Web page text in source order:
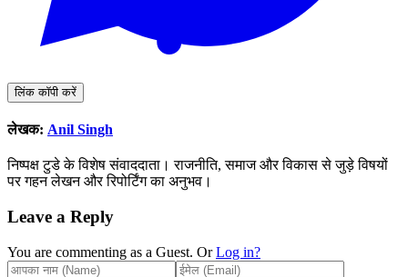
लिंक कॉपी करें
लेखक: Anil Singh
निष्पक्ष टुडे के विशेष संवाददाता। राजनीति, समाज और विकास से जुड़े विषयों
पर गहन लेखन और रिपोर्टिंग का अनुभव।
Leave a Reply
You are commenting as a Guest. Or Log in?